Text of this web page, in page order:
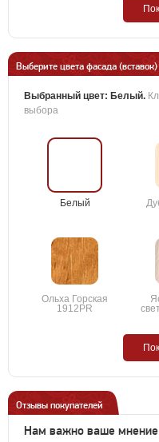
Выберите цвета фасада (вставок)
Выбранный цвет: Белый.
выбора
Белый
Ольха Горская
1912PR
Отзывы покупателей
Нам важно ваше мнение